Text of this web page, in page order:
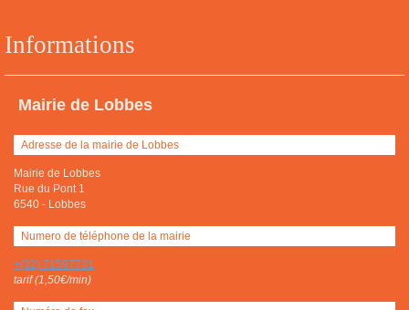
Informations
Mairie de Lobbes
Adresse de la mairie de Lobbes
Mairie de Lobbes
Rue du Pont 1
6540 - Lobbes
Numero de téléphone de la mairie
+(32) 71597731
tarif (1,50€/min)